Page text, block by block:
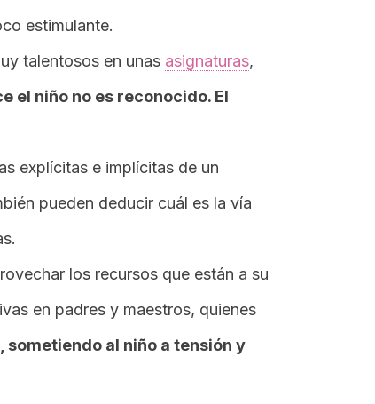
estimulante.
talentosos en unas asignaturas,
el niño no es reconocido. El
explícitas e implícitas de un
pueden deducir cuál es la vía
los recursos que están a su
en padres y maestros, quienes
al niño a tensión y